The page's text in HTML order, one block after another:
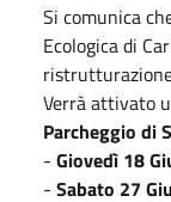
Si comunica
Ecologica di
Verrà attivato
Parcheggio di
- Giovedì 18
- Sabato 27